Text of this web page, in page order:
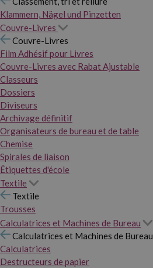
Klammern, Nägel und Pinzetten
Couvre-Livres
Couvre-Livres
Film Adhésif pour Livres
Couvre-Livres avec Rabat Ajustable
Classeurs
Dossiers
Diviseurs
Archivage définitif
Organisateurs de bureau et de table
Chemise
Spirales de liaison
Étiquettes d'école
Textile
Textile
Trousses
Calculatrices et Machines de Bureau
Calculatrices et Machines de Bureau
Calculatrices
Destructeurs de papier